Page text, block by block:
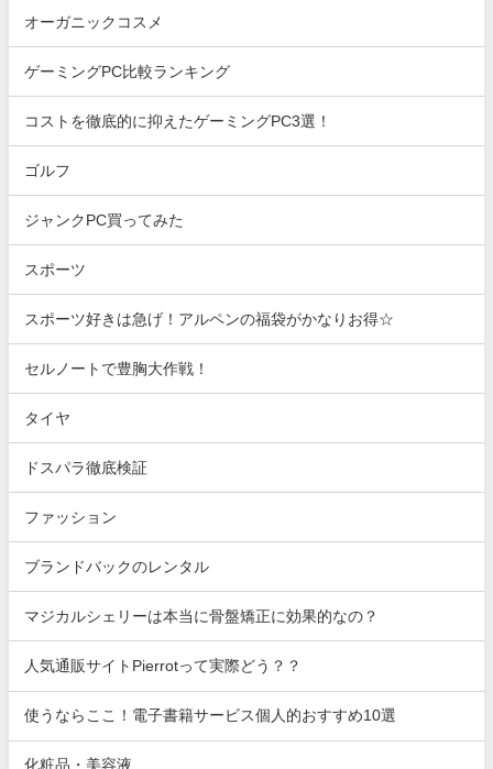
オーガニックコスメ
ゲーミングPC比較ランキング
コストを徹底的に抑えたゲーミングPC3選！
ゴルフ
ジャンクPC買ってみた
スポーツ
スポーツ好きは急げ！アルペンの福袋がかなりお得☆
セルノートで豊胸大作戦！
タイヤ
ドスパラ徹底検証
ファッション
ブランドバックのレンタル
マジカルシェリーは本当に骨盤矯正に効果的なの？
人気通販サイトPierrotって実際どう？？
使うならここ！電子書籍サービス個人的おすすめ10選
化粧品・美容液